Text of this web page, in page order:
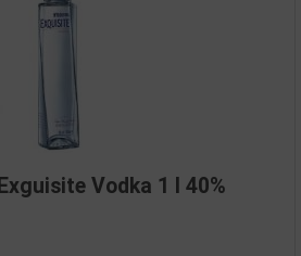
Vodka 1 l 40%